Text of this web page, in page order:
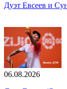
Дуэт Евсеев и
06.08.2026